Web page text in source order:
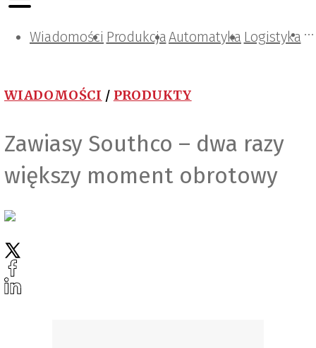
Wiadomości ProdukcjaAutomatyka Logistyka
Projektowanie i konstrukcje
Zarządzanie i IT
Tematy specjalne
WIADOMOŚCI / PRODUKTY
Zawiasy Southco – dwa razy
większy moment obrotowy